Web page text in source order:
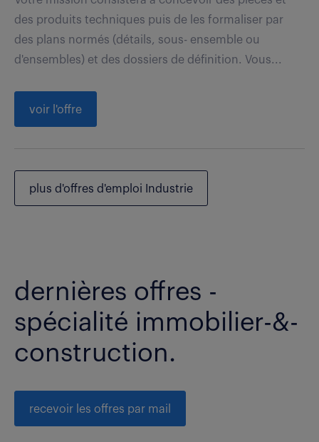
des produits techniques puis de les formaliser par
des plans normés (détails, sous- ensemble ou
d'ensembles) et des dossiers de définition. Vous...
voir l'offre
plus d'offres d'emploi Industrie
dernières offres -
spécialité immobilier-&-
construction.
recevoir les offres par mail